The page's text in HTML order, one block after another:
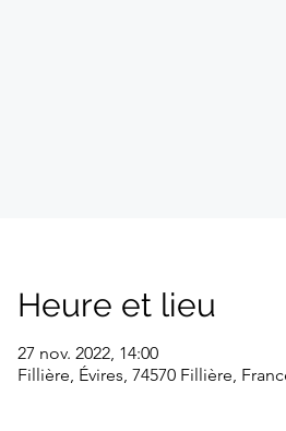
Heure et lieu
27 nov. 2022, 14:00
Fillière, Évires, 74570 Fillière,